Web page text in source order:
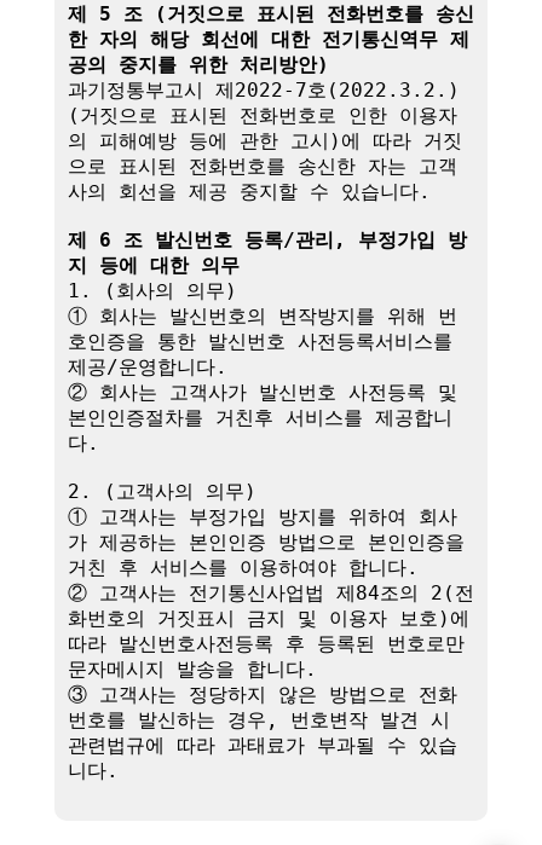
제 5 조 (거짓으로 표시된 전화번호를 송신
한 자의 해당 회선에 대한 전기통신역무 제
공의 중지를 위한 처리방안)
과기정통부고시 제2022-7호(2022.3.2.)
(거짓으로 표시된 전화번호로 인한 이용자
의 피해예방 등에 관한 고시)에 따라 거짓
으로 표시된 전화번호를 송신한 자는 고객
사의 회선을 제공 중지할 수 있습니다.
제 6 조 발신번호 등록/관리, 부정가입 방
지 등에 대한 의무
1. (회사의 의무)
① 회사는 발신번호의 변작방지를 위해 번
호인증을 통한 발신번호 사전등록서비스를
제공/운영합니다.
② 회사는 고객사가 발신번호 사전등록 및
본인인증절차를 거친후 서비스를 제공합니
다.
2. (고객사의 의무)
① 고객사는 부정가입 방지를 위하여 회사
가 제공하는 본인인증 방법으로 본인인증을
거친 후 서비스를 이용하여야 합니다.
② 고객사는 전기통신사업법 제84조의 2(전
화번호의 거짓표시 금지 및 이용자 보호)에
따라 발신번호사전등록 후 등록된 번호로만
문자메시지 발송을 합니다.
③ 고객사는 정당하지 않은 방법으로 전화
번호를 발신하는 경우, 번호변작 발견 시
관련법규에 따라 과태료가 부과될 수 있습
니다.